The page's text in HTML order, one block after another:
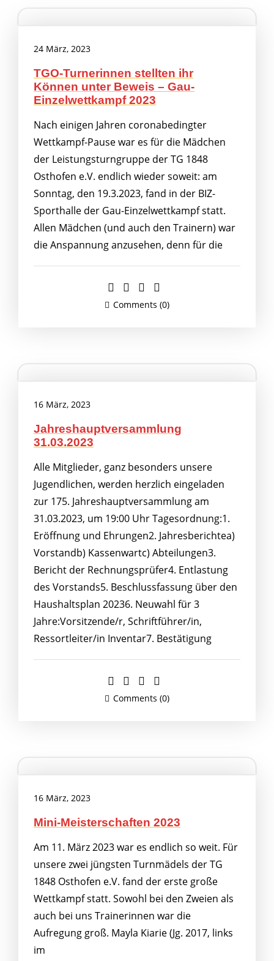
24 März, 2023
TGO-Turnerinnen stellten ihr
Können unter Beweis – Gau-
Einzelwettkampf 2023
Nach einigen Jahren coronabedingter
Wettkampf-Pause war es für die Mädchen
der Leistungsturngruppe der TG 1848
Osthofen e.V. endlich wieder soweit: am
Sonntag, den 19.3.2023, fand in der BIZ-
Sporthalle der Gau-Einzelwettkampf statt.
Allen Mädchen (und auch den Trainern) war
die Anspannung anzusehen, denn für die
Comments (0)
16 März, 2023
Jahreshauptversammlung
31.03.2023
Alle Mitglieder, ganz besonders unsere
Jugendlichen, werden herzlich eingeladen
zur 175. Jahreshauptversammlung am
31.03.2023, um 19:00 Uhr Tagesordnung:1.
Eröffnung und Ehrungen2. Jahresberichtea)
Vorstandb) Kassenwartc) Abteilungen3.
Bericht der Rechnungsprüfer4. Entlastung
des Vorstands5. Beschlussfassung über den
Haushaltsplan 20236. Neuwahl für 3
Jahre:Vorsitzende/r, Schriftführer/in,
Ressortleiter/in Inventar7. Bestätigung
Comments (0)
16 März, 2023
Mini-Meisterschaften 2023
Am 11. März 2023 war es endlich so weit. Für
unsere zwei jüngsten Turnmädels der TG
1848 Osthofen e.V. fand der erste große
Wettkampf statt. Sowohl bei den Zweien als
auch bei uns Trainerinnen war die
Aufregung groß. Mayla Kiarie (Jg. 2017, links
im